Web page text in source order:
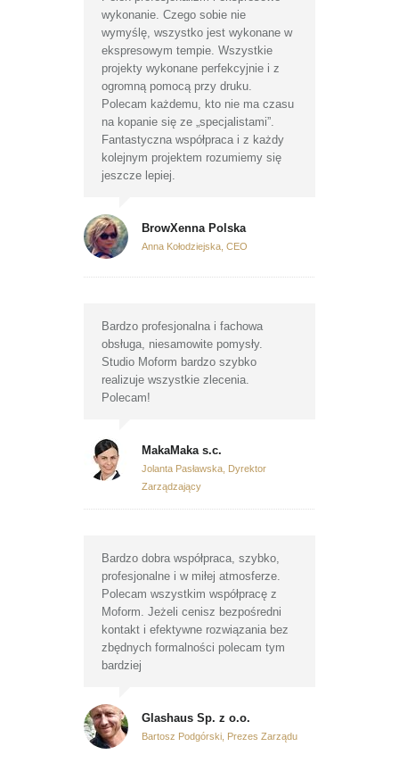
wykonanie. Czego sobie nie
wymyślę, wszystko jest wykonane w
ekspresowym tempie. Wszystkie
projekty wykonane perfekcyjnie i z
ogromną pomocą przy druku.
Polecam każdemu, kto nie ma czasu
na kopanie się ze „specjalistami”.
Fantastyczna współpraca i z każdy
kolejnym projektem rozumiemy się
jeszcze lepiej.
BrowXenna Polska
Anna Kołodziejska, CEO
Bardzo profesjonalna i fachowa
obsługa, niesamowite pomysły.
Studio Moform bardzo szybko
realizuje wszystkie zlecenia.
Polecam!
MakaMaka s.c.
Jolanta Pasławska, Dyrektor
Zarządzający
Bardzo dobra współpraca, szybko,
profesjonalne i w miłej atmosferze.
Polecam wszystkim współpracę z
Moform. Jeżeli cenisz bezpośredni
kontakt i efektywne rozwiązania bez
zbędnych formalności polecam tym
bardziej
Glashaus Sp. z o.o.
Bartosz Podgórski, Prezes Zarządu